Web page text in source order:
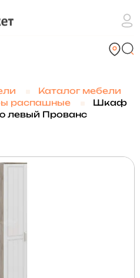
Каталог мебели
распашные
Шкаф
левый Прованс